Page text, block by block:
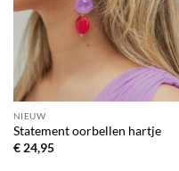
NIEUW
Statement oorbellen hartje
€24,95